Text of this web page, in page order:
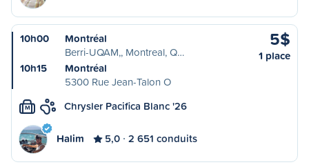
10h00
Montréal
Berri-UQAM,, Montreal, Q…
10h15
Montréal
5300 Rue Jean-Talon O
5$
1 place
M Chrysler Pacifica Blanc '26
Halim 5,0 2 651 conduits